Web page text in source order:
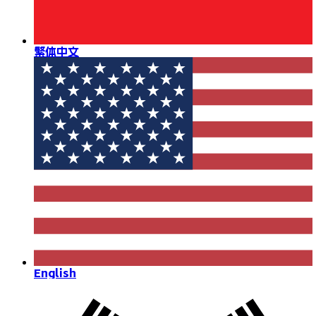
繁体中文
English